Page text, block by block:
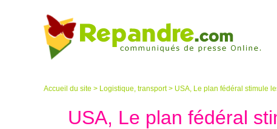
Accueil du site > Logistique, transport> USA, Le plan fédéral stimule
USA, Le plan fédéral